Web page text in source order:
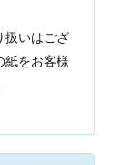
扱いはござ
紙をお客様